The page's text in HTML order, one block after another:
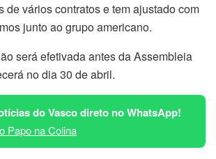
de vários contratos e tem ajustado com
junto ao grupo americano.
será efetivada antes da Assembleia
no dia 30 de abril.
do Vasco direto no WhatsApp!
Papo na Colina